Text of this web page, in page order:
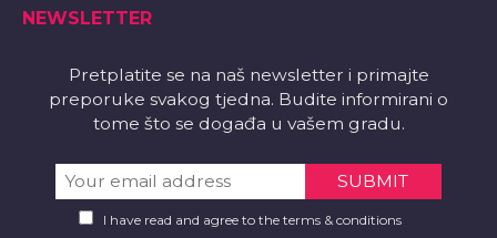
NEWSLETTER
Pretplatite se na naš newsletter i primajte
preporuke svakog tjedna. Budite informirani o
tome što se događa u vašem gradu.
I have read and agree to the terms & conditions